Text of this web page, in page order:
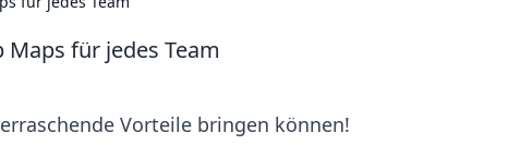
für jedes Team
Vorteile bringen können!